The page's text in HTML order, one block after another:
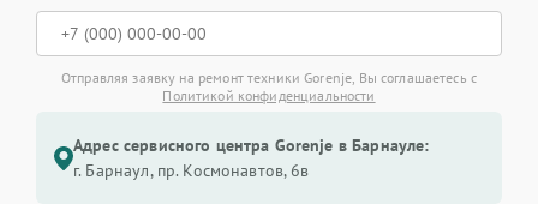
Отправляя заявку на ремонт техники Gorenje, Вы соглашаетесь с
Политикой конфиденциальности
Адрес сервисного центра Gorenje в Барнауле:
г. Барнаул, ​пр. Космонавтов, 6в